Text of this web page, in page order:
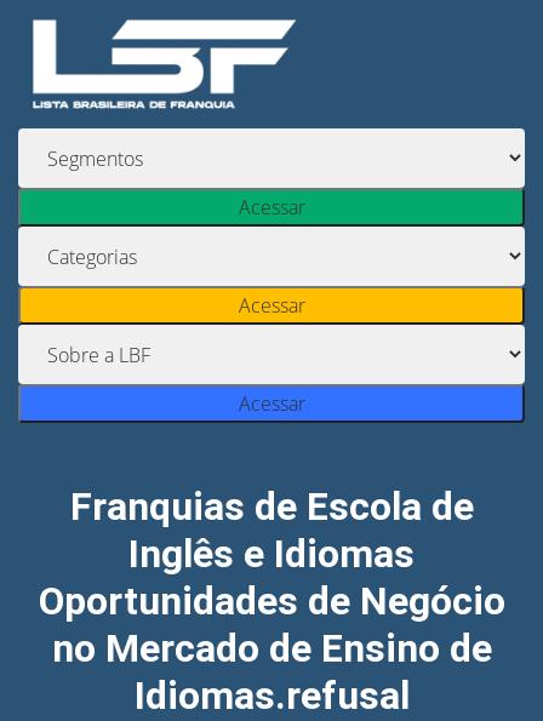
Acessar
Acessar
Acessar
Franquias de Escola de
Inglês e Idiomas
Oportunidades de Negócio
no Mercado de Ensino de
Idiomas.refusal